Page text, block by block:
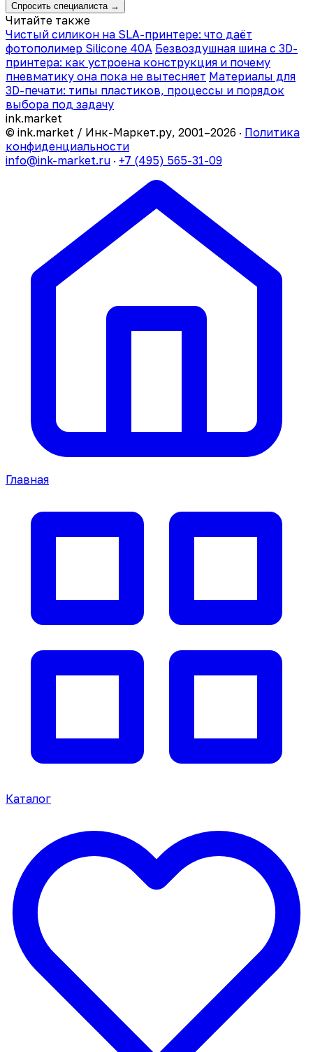
Спросить специалиста →
Читайте также
Чистый силикон на SLA-принтере: что даёт
фотополимер Silicone 40A Безвоздушная шина с 3D-
принтера: как устроена конструкция и почему
пневматику она пока не вытесняет Материалы для
3D-печати: типы пластиков, процессы и порядок
выбора под задачу
ink.market
© ink.market / Инк-Маркет.ру, 2001–2026 · Политика
конфиденциальности
info@ink-market.ru · +7 (495) 565-31-09
Главная
Каталог